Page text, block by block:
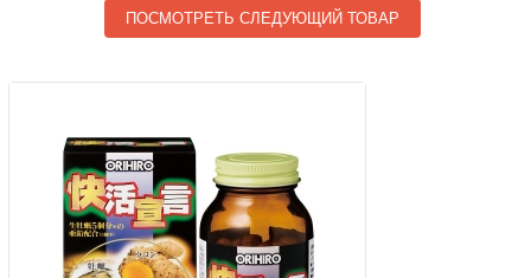
ПОСМОТРЕТЬ СЛЕДУЮЩИЙ ТОВАР